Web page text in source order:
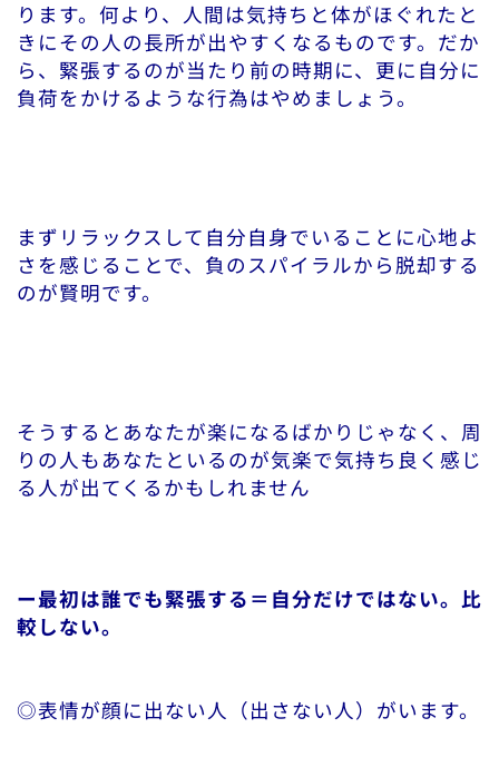
ります。何より、人間は気持ちと体がほぐれたと
きにその人の長所が出やすくなるものです。だか
ら、緊張するのが当たり前の時期に、更に自分に
負荷をかけるような行為はやめましょう。
まずリラックスして自分自身でいることに心地よ
さを感じることで、負のスパイラルから脱却する
のが賢明です。
そうするとあなたが楽になるばかりじゃなく、周
りの人もあなたといるのが気楽で気持ち良く感じ
る人が出てくるかもしれません
ー最初は誰でも緊張する＝自分だけではない。比
較しない。
◎表情が顔に出ない人（出さない人）がいます。